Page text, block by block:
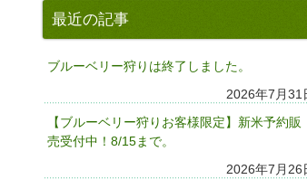
最近の記事
ブルーベリー狩りは終了しました。
2026年7月31
【ブルーベリー狩りお客様限定】新米予約販
売受付中！8/15まで。
2026年7月26